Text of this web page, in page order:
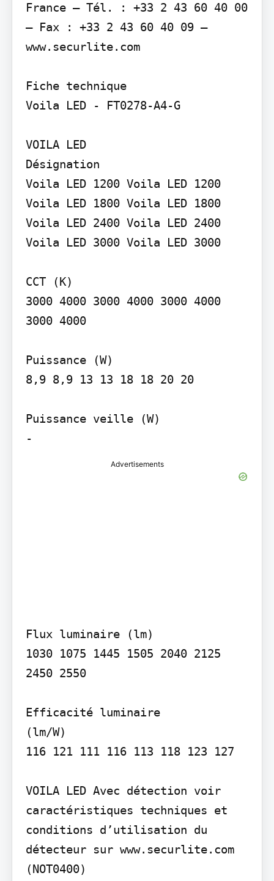
France – Tél. : +33 2 43 60 40 00
– Fax : +33 2 43 60 40 09 –
www.securlite.com
Fiche technique
Voila LED - FT0278-A4-G
VOILA LED
Désignation
Voila LED 1200 Voila LED 1200
Voila LED 1800 Voila LED 1800
Voila LED 2400 Voila LED 2400
Voila LED 3000 Voila LED 3000
CCT (K)
3000 4000 3000 4000 3000 4000
3000 4000
Puissance (W)
8,9 8,9 13 13 18 18 20 20
Puissance veille (W)
Advertisements
Flux luminaire (lm)
1030 1075 1445 1505 2040 2125
2450 2550
Efficacité luminaire
(lm/W)
116 121 111 116 113 118 123 127
VOILA LED Avec détection voir
caractéristiques techniques et
conditions d’utilisation du
détecteur sur www.securlite.com
(NOT0400)